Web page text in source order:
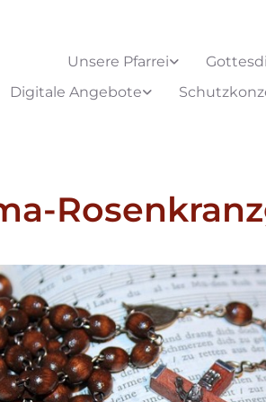
Unsere Pfarrei
Digitale Angebote